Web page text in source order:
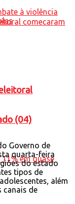
(04)
Governo de
quarta-feira
do estado
tipos de
além
canais de